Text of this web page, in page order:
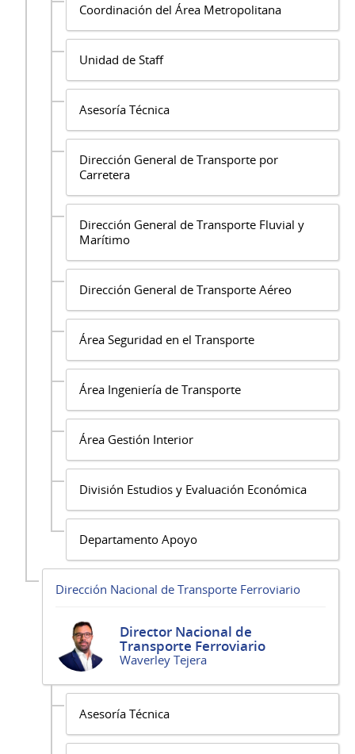
Coordinación del Área Metropolitana
Unidad de Staff
Asesoría Técnica
Dirección General de Transporte por
Carretera
Dirección General de Transporte Fluvial y
Marítimo
Dirección General de Transporte Aéreo
Área Seguridad en el Transporte
Área Ingeniería de Transporte
Área Gestión Interior
División Estudios y Evaluación Económica
Departamento Apoyo
Dirección Nacional de Transporte Ferroviario
Director Nacional de
Transporte Ferroviario
Waverley Tejera
Asesoría Técnica